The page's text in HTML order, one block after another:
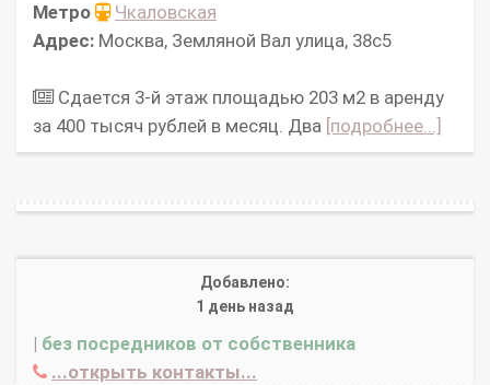
Метро
Чкаловская
Адрес: Москва, Земляной Вал улица, 38с5
Сдается 3-й этаж площадью 203 м2 в аренду
за 400 тысяч рублей в месяц. Два [подробнее...]
Добавлено:
1 день назад
| без посредников от собственника
...открыть контакты...